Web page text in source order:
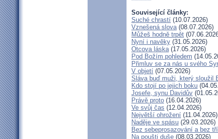
Související články:
Suché chrastí (10.07.2026)
Vznešená slova(08.07.2026)
Můžeš hodně trpět
Nyní i navěky (31.05.2026)
Otcova láska(17.05.2026)
Pod Božím pohledem
Přimluv se za nás u svého
V objetí (07.05.2026)
Sláva buď muži, který sloužil
Kdo stojí po jejich boku
Josefe, synu Davidův
Právě proto (16.04.2026)
Ve svůj čas (12.04.2026)
Největší ohrožení (11.04.2026)
Naděje ve spásu (29.03.2026)
Bez sebeprosazování a bez
Na poušti duše (08.03.2026)